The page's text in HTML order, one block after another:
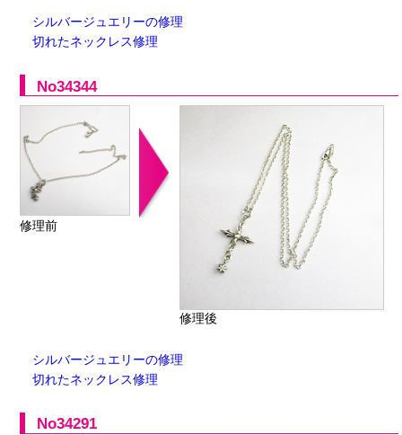
シルバージュエリーの修理
切れたネックレス修理
No34344
修理前
修理後
シルバージュエリーの修理
切れたネックレス修理
No34291